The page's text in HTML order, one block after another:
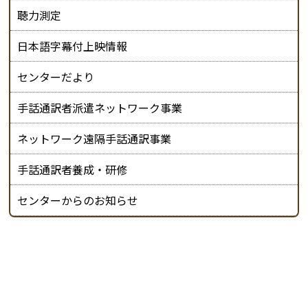
聴力測定
日本語字幕付上映情報
センターだより
手話通訳者派遣ネットワーク事業
ネットワーク遠隔手話通訳事業
手話通訳者養成・研修
センターからのお知らせ